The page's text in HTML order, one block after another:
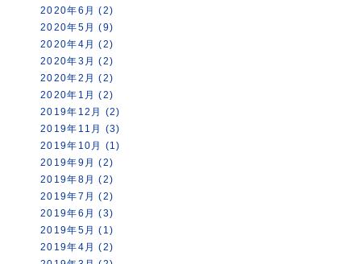
2020年6月 (2)
2020年5月 (9)
2020年4月 (2)
2020年3月 (2)
2020年2月 (2)
2020年1月 (2)
2019年12月 (2)
2019年11月 (3)
2019年10月 (1)
2019年9月 (2)
2019年8月 (2)
2019年7月 (2)
2019年6月 (3)
2019年5月 (1)
2019年4月 (2)